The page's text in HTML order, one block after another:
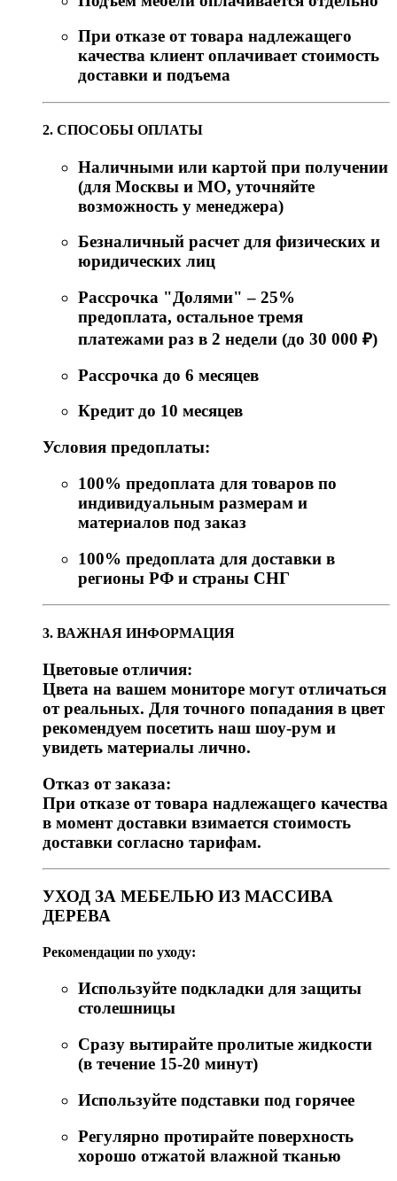
При отказе от товара надлежащего
качества клиент оплачивает стоимость
доставки и подъема
2. СПОСОБЫ ОПЛАТЫ
Наличными или картой при получении
(для Москвы и МО, уточняйте
возможность у менеджера)
Безналичный расчет для физических и
юридических лиц
Рассрочка "Долями" – 25%
предоплата, остальное тремя
платежами раз в 2 недели (до 30 000 ₽)
Рассрочка до 6 месяцев
Кредит до 10 месяцев
Условия предоплаты:
100% предоплата для товаров по
индивидуальным размерам и
материалов под заказ
100% предоплата для доставки в
регионы РФ и страны СНГ
3. ВАЖНАЯ ИНФОРМАЦИЯ
Цветовые отличия:
Цвета на вашем мониторе могут отличаться
от реальных. Для точного попадания в цвет
рекомендуем посетить наш шоу-рум и
увидеть материалы лично.
Отказ от заказа:
При отказе от товара надлежащего качества
в момент доставки взимается стоимость
доставки согласно тарифам.
УХОД ЗА МЕБЕЛЬЮ ИЗ МАССИВА
ДЕРЕВА
Рекомендации по уходу:
Используйте подкладки для защиты
столешницы
Сразу вытирайте пролитые жидкости
(в течение 15-20 минут)
Используйте подставки под горячее
Регулярно протирайте поверхность
хорошо отжатой влажной тканью